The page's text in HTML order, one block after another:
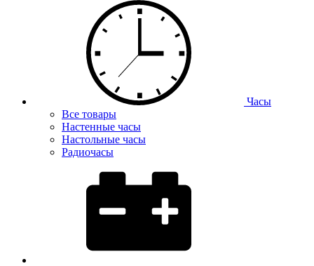
Часы
Все товары
Настенные часы
Настольные часы
Радиочасы